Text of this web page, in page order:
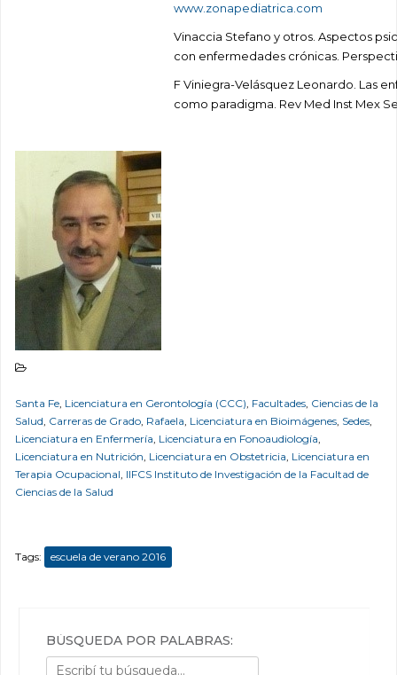
www.zonapediatrica.com
Vinaccia Stefano y otros. Aspectos
con enfermedades crónicas.
F Viniegra-Velásquez Leonardo. Las
como paradigma. Rev Med Inst Mex
Santa Fe, Licenciatura en Gerontología (CCC), Facultades, Ciencias de la
Salud, Carreras de Grado, Rafaela, Licenciatura en Bioimágenes, Sedes,
Licenciatura en Enfermería, Licenciatura en Fonoaudiología,
Licenciatura en Nutrición, Licenciatura en Obstetricia, Licenciatura en
Terapia Ocupacional, IIFCS Instituto de Investigación de la Facultad de
Ciencias de la Salud
Tags: escuela de verano 2016
BÚSQUEDA POR PALABRAS: